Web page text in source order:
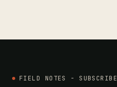
FIELD NOTES - SUBSCRIBE